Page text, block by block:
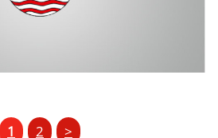
1 2 >